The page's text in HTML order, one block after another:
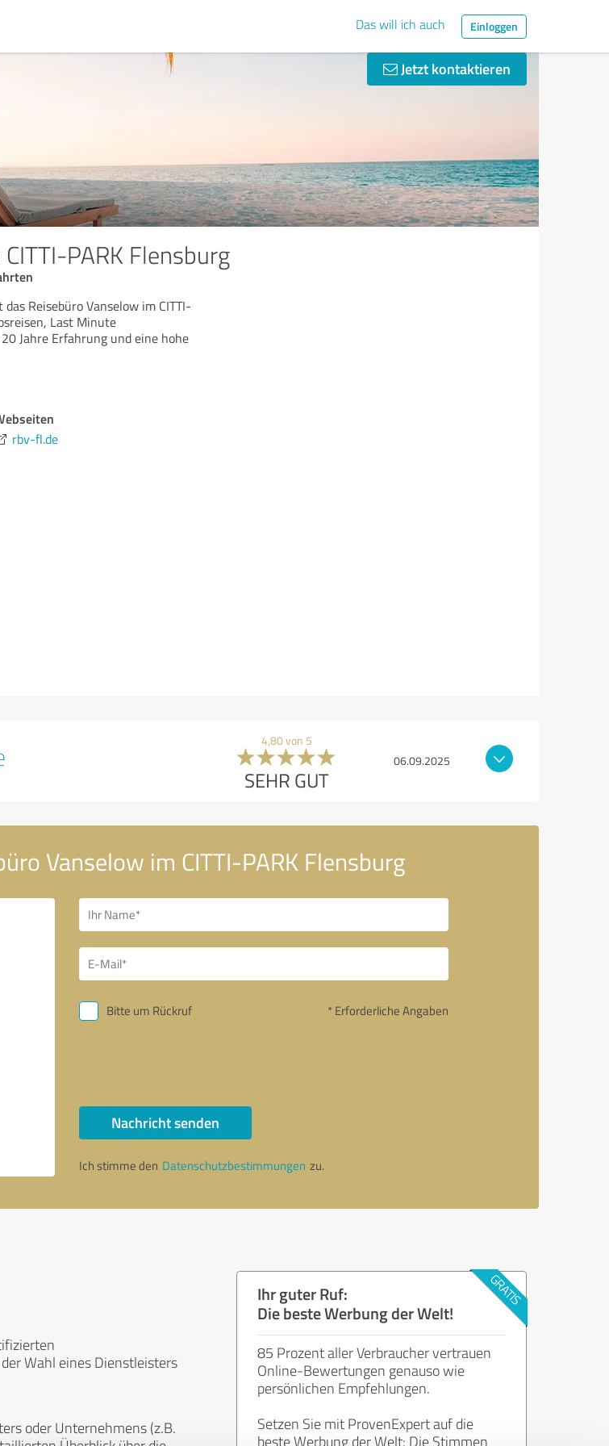
Das will ich auch Einloggen
Jetzt kontaktieren
PARK Flensburg
Reisebüro Vanselow im CITTI-
Last Minute
Jahre Erfahrung und eine hohe
rbv-fl.de
4,80 von 5
SEHR GUT
06.09.2025
Vanselow im CITTI-PARK Flensburg
Bitte um Rückruf * Erforderliche Angaben
Nachricht senden
Ich stimme den Datenschutzbestimmungen zu.
Wahl eines Dienstleisters
oder Unternehmens (z.B.
Ihr guter Ruf:
Die beste Werbung der Welt!
85 Prozent aller Verbraucher vertrauen
Online-Bewertungen genauso wie
persönlichen Empfehlungen.
Setzen Sie mit ProvenExpert auf die
beste Werbung der Welt: Die Stimmen